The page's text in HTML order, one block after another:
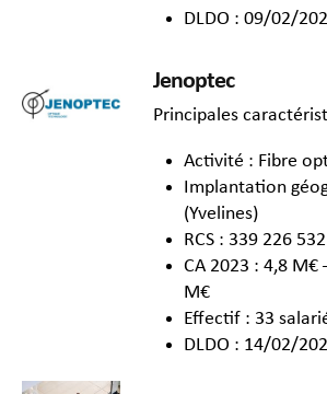
DLDO : 09/02/
Jenoptec
Principales
Activité : Fibre
Implantation
(Yvelines)
RCS : 339 226 532
CA 2023 : 4,8 M€
M€
Effectif : 33
DLDO : 14/02/